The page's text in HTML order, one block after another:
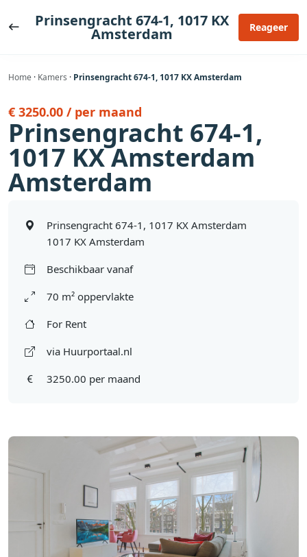
naar
Prinsengracht 674-1, 1017 KX
Amsterdam Reageer
Home · Kamers · Prinsengracht 674-1, 1017 KX Amsterdam
€ 3250.00 / per maand
Prinsengracht 674-1,
1017 KX Amsterdam
Amsterdam
Prinsengracht 674-1, 1017 KX Amsterdam
1017 KX Amsterdam
Beschikbaar vanaf
70 m² oppervlakte
For Rent
via Huurportaal.nl
3250.00 per maand